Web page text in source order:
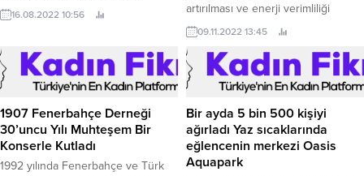
ihracat 35 yıl önce kuru meyve
sektöründe Ege İhracatçı Birlikleri
16.08.2022 10:56
artırılması ve enerji verimliliği
konusunda farkındalık yaratılması
amacıyla geliştirdiği ürünü
EKOkredi ile enerji tasarrufuna
yönelik her türlü bireysel ve ticari
yatırımı desteklemeye devam
ediyor.
09.11.2022 13:45
1907 Fenerbahçe Derneği
30’uncu Yılı Muhteşem Bir
Konserle Kutladı
1992 yılında Fenerbahçe ve Türk
Bir ayda 5 bin 500 kişiyi
ağırladı Yaz sıcaklarında
eğlencenin merkezi Oasis
Aquapark